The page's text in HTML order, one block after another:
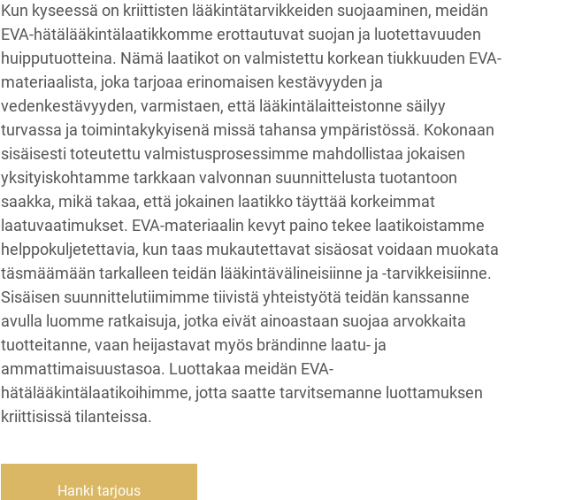
Kun kyseessä on kriittisten lääkintätarvikkeiden suojaaminen, meidän
EVA-hätälääkintälaatikkomme erottautuvat suojan ja luotettavuuden
huipputuotteina. Nämä laatikot on valmistettu korkean tiukkuuden EVA-
materiaalista, joka tarjoaa erinomaisen kestävyyden ja
vedenkestävyyden, varmistaen, että lääkintälaitteistonne säilyy
turvassa ja toimintakykyisenä missä tahansa ympäristössä. Kokonaan
sisäisesti toteutettu valmistusprosessimme mahdollistaa jokaisen
yksityiskohtamme tarkkaan valvonnan suunnittelusta tuotantoon
saakka, mikä takaa, että jokainen laatikko täyttää korkeimmat
laatuvaatimukset. EVA-materiaalin kevyt paino tekee laatikoistamme
helppokuljetettavia, kun taas mukautettavat sisäosat voidaan muokata
täsmäämään tarkalleen teidän lääkintävälineisiinne ja -tarvikkeisiinne.
Sisäisen suunnittelutiimimme tiivistä yhteistyötä teidän kanssanne
avulla luomme ratkaisuja, jotka eivät ainoastaan suojaa arvokkaita
tuotteitanne, vaan heijastavat myös brändinne laatu- ja
ammattimaisuustasoa. Luottakaa meidän EVA-
hätälääkintälaatikoihimme, jotta saatte tarvitsemanne luottamuksen
kriittisissä tilanteissa.
Hanki tarjous